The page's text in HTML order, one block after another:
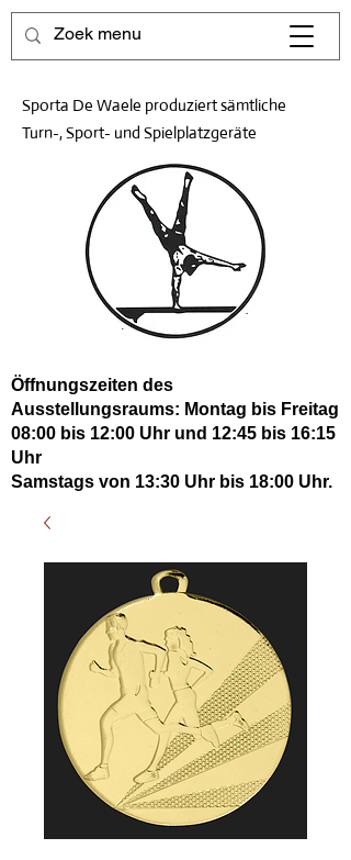
Sporta De Waele produziert sämtliche
Turn-, Sport- und Spielplatzgeräte
Öffnungszeiten des
Ausstellungsraums: Montag bis Freitag
08:00 bis 12:00 Uhr und 12:45 bis 16:15
Uhr
Samstags von 13:30 Uhr bis 18:00 Uhr.